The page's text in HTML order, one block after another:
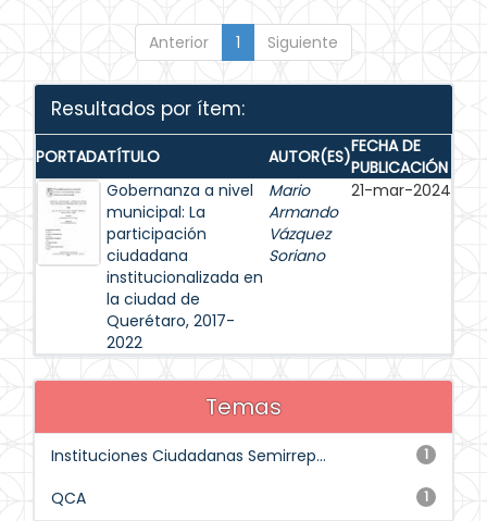
Anterior 1 Siguiente
Resultados por ítem:
PORTADATÍTULO AUTOR(ES)FECHA DE
PUBLICACIÓN
Gobernanza a nivel
municipal: La
participación
ciudadana
institucionalizada en
la ciudad de
Querétaro, 2017-
2022
Mario
Armando
Vázquez
Soriano
21-mar-2024
Temas
1
Instituciones Ciudadanas Semirrep...
1
QCA